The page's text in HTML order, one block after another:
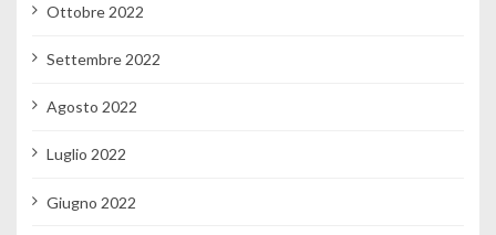
Ottobre 2022
Settembre 2022
Agosto 2022
Luglio 2022
Giugno 2022